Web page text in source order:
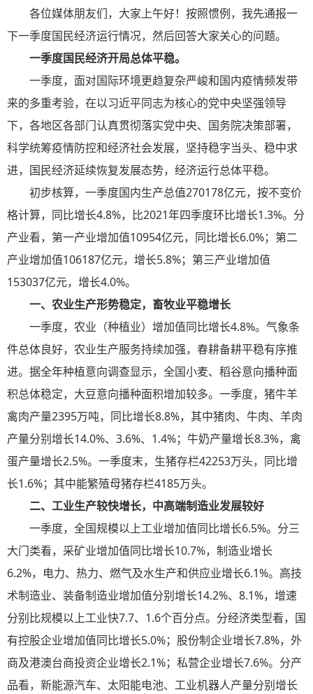
各位媒体朋友们，大家上午好！按照惯例，我先通报一
下一季度国民经济运行情况，然后回答大家关心的问题。
一季度国民经济开局总体平稳。
一季度，面对国际环境更趋复杂严峻和国内疫情频发带
来的多重考验，在以习近平同志为核心的党中央坚强领导
下，各地区各部门认真贯彻落实党中央、国务院决策部署，
科学统筹疫情防控和经济社会发展，坚持稳字当头、稳中求
进，国民经济延续恢复发展态势，经济运行总体平稳。
初步核算，一季度国内生产总值270178亿元，按不变价
格计算，同比增长4.8%，比2021年四季度环比增长1.3%。分
产业看，第一产业增加值10954亿元，同比增长6.0%；第二
产业增加值106187亿元，增长5.8%；第三产业增加值
153037亿元，增长4.0%。
一、农业生产形势稳定，畜牧业平稳增长
一季度，农业（种植业）增加值同比增长4.8%。气象条
件总体良好，农业生产服务持续加强，春耕备耕平稳有序推
进。据全年种植意向调查显示，全国小麦、稻谷意向播种面
积总体稳定，大豆意向播种面积增加较多。一季度，猪牛羊
禽肉产量2395万吨，同比增长8.8%，其中猪肉、牛肉、羊肉
产量分别增长14.0%、3.6%、1.4%；牛奶产量增长8.3%，禽
蛋产量增长2.5%。一季度末，生猪存栏42253万头，同比增
长1.6%；其中能繁殖母猪存栏4185万头。
二、工业生产较快增长，中高端制造业发展较好
一季度，全国规模以上工业增加值同比增长6.5%。分三
大门类看，采矿业增加值同比增长10.7%，制造业增长
6.2%，电力、热力、燃气及水生产和供应业增长6.1%。高技
术制造业、装备制造业增加值分别增长14.2%、8.1%，增速
分别比规模以上工业快7.7、1.6个百分点。分经济类型看，国
有控股企业增加值同比增长5.0%；股份制企业增长7.8%，外
商及港澳台商投资企业增长2.1%；私营企业增长7.6%。分产
品看，新能源汽车、太阳能电池、工业机器人产量分别增长